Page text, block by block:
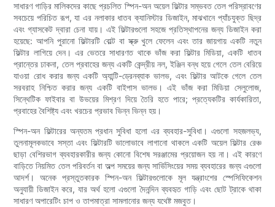
সাধারণ গাড়ির মালিকদের কাছে প্রচলিত স্পিন-অন অয়েল ফিল্টার সম্ভবত তেল পরিস্রাবণের
সবচেয়ে পরিচিত রূপ, যা এর নলাকার ধাতব ক্যানিস্টার ডিজাইন, মাঝখানে প্যাঁচযুক্ত ছিদ্র
এবং গ্যাসকেট দ্বারা চেনা যায়। এই ফিল্টারগুলো সহজে প্রতিস্থাপনের জন্য ডিজাইন করা
হয়েছে: আপনি পুরানো ফিল্টারটি বোল্ট বা স্ক্রু খুলে ফেলেন এবং তার জায়গায় একটি নতুন
ফিল্টার লাগিয়ে দেন। এর ভেতরে সাধারণত থাকে ভাঁজ করা ফিল্টার মিডিয়া, একটি ধাতব
প্রান্তের ঢাকনা, তেল প্রবাহের জন্য একটি কেন্দ্রীয় নল, ইঞ্জিন বন্ধ হয়ে গেলে তেল বেরিয়ে
যাওয়া রোধ করার জন্য একটি অ্যান্টি-ড্রেনব্যাক ভালভ, এবং ফিল্টার আটকে গেলে তেল
সরবরাহ নিশ্চিত করার জন্য একটি বাইপাস ভালভ। এই ভাঁজ করা মিডিয়া সেলুলোজ,
সিন্থেটিক ফাইবার বা উভয়ের মিশ্রণ দিয়ে তৈরি হতে পারে; প্রত্যেকটির কার্যকারিতা,
প্রবাহের বৈশিষ্ট্য এবং খরচের প্রভাব ভিন্ন ভিন্ন হয়।
স্পিন-অন ফিল্টারের অন্যতম প্রধান সুবিধা হলো এর ব্যবহার-সুবিধা। এগুলো সহজলভ্য,
তুলনামূলকভাবে সস্তা এবং ফিল্টারটি ভালোভাবে লাগানো থাকলে একটি অয়েল ফিল্টার রেঞ্চ
ছাড়া বেশিরভাগ ব্যবহারকারীর জন্য কোনো বিশেষ সরঞ্জামের প্রয়োজন হয় না। এই কারণে
বাড়িতে নিয়মিত তেল পরিবর্তন বা অল্প সময়ের জন্য সার্ভিসিংয়ের সময় ব্যবহারের জন্য এগুলো
আদর্শ। অনেক প্রস্তুতকারক স্পিন-অন ফিল্টারগুলোকে মূল যন্ত্রাংশের স্পেসিফিকেশন
অনুযায়ী ডিজাইন করে, যার অর্থ হলো এগুলো দৈনন্দিন ব্যবহৃত গাড়ি এবং ছোট ট্রাকে থাকা
সাধারণ অপারেটিং চাপ ও তাপমাত্রা সামলানোর জন্য যথেষ্ট মজবুত।